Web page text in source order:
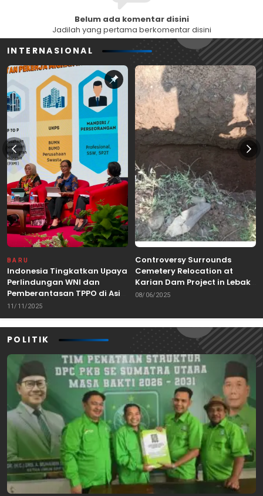
Belum ada komentar disini
Jadilah yang pertama berkomentar disini
INTERNASIONAL
BARU
Indonesia Tingkatkan Upaya
Perlindungan WNI dan
Pemberantasan TPPO di Asia
Tenggara
11/11/2025
Controversy Surrounds
Cemetery Relocation at
Karian Dam Project in Lebak,
Banten
08/06/2025
POLITIK